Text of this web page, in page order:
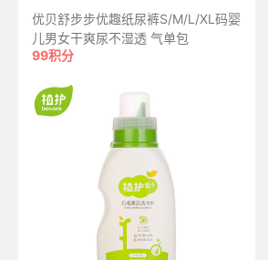
优贝舒步步优趣纸尿裤S/M/L/XL码婴
儿男女干爽尿不湿透 气单包
99积分